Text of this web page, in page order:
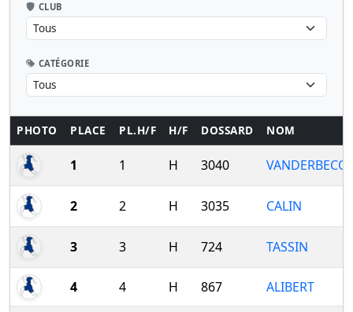
CLUB
CATÉGORIE
PHOTO PLACE PL.H/F H/F DOSSARD NOM
1 1 H 3040 VANDERBECQ
2 2 H 3035 CALIN
3 3 H 724 TASSIN
4 4 H 867 ALIBERT